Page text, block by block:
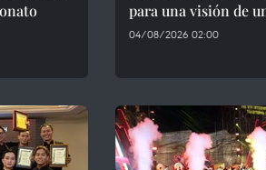
para una visión de
04/08/2026 02:00